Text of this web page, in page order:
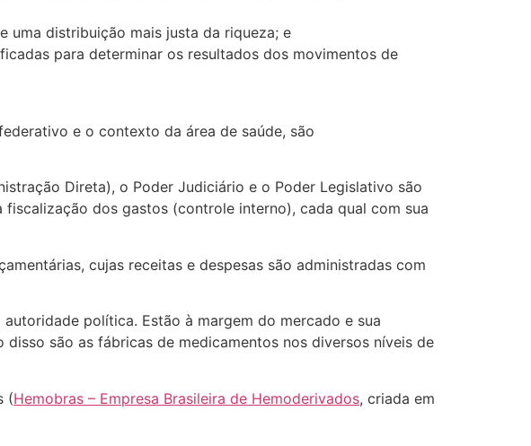
uma distribuição mais justa da riqueza; e
para determinar os resultados dos movimentos de
e o contexto da área de saúde, são
Direta), o Poder Judiciário e o Poder Legislativo são
dos gastos (controle interno), cada qual com sua
cujas receitas e despesas são administradas com
política. Estão à margem do mercado e sua
são as fábricas de medicamentos nos diversos níveis de
(Hemobras – Empresa Brasileira de Hemoderivados, criada em